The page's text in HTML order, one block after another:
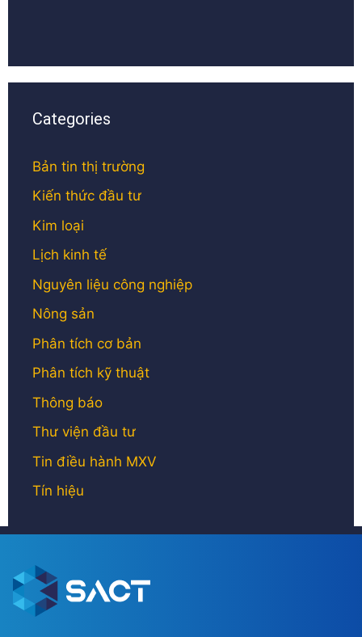
Categories
Bản tin thị trường
Kiến thức đầu tư
Kim loại
Lịch kinh tế
Nguyên liệu công nghiệp
Nông sản
Phân tích cơ bản
Phân tích kỹ thuật
Thông báo
Thư viện đầu tư
Tin điều hành MXV
Tín hiệu